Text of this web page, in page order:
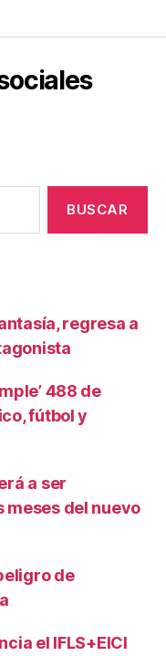
regresa a
488 de
fútbol y
a ser
del nuevo
de
el IFLS+EICI